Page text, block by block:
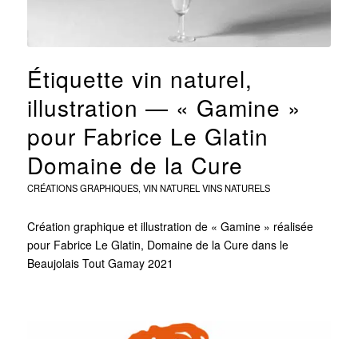
Étiquette vin naturel,
illustration — « Gamine »
pour Fabrice Le Glatin
Domaine de la Cure
CRÉATIONS GRAPHIQUES,VIN NATUREL VINS NATURELS
Création graphique et illustration de « Gamine » réalisée
pour Fabrice Le Glatin, Domaine de la Cure dans le
Beaujolais Tout Gamay 2021